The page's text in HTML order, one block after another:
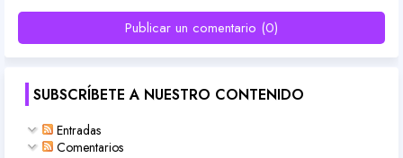
Publicar un comentario (0)
SUBSCRÍBETE A NUESTRO CONTENIDO
Entradas
Comentarios